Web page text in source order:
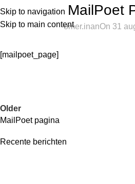
Skip to navigation
Skip to main content
MailPoet
omer.inanOn 31
[mailpoet_page]
Older
MailPoet pagina
Recente berichten